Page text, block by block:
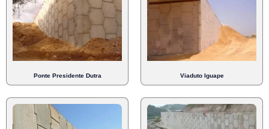
Ponte Presidente Dutra Viaduto Iguape